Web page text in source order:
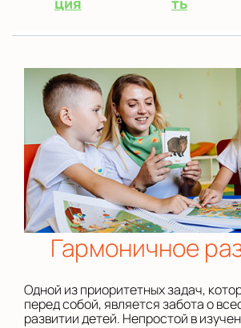
Гармоничное
Одной из приоритетных задач,
перед собой, является забота о
развитии детей. Непростой в